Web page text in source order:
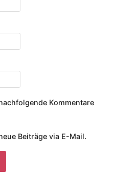
Kommentare
Beiträge via E-Mail.